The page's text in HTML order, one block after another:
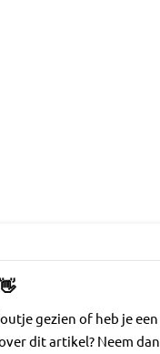
👋
gezien of heb je een
dit artikel? Neem dan